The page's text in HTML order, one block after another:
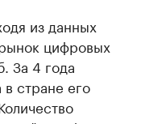
из данных
цифровых
За 4 года
стране его